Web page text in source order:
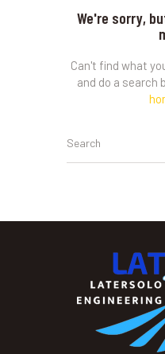
We're sorry,
Can't find what
and do a search